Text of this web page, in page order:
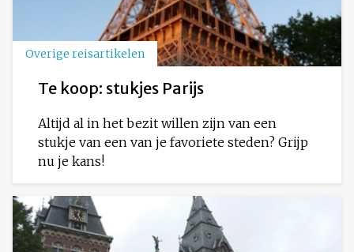
Overige reisartikelen
Te koop: stukjes Parijs
Altijd al in het bezit willen zijn van een
stukje van een van je favoriete steden? Grijp
nu je kans!